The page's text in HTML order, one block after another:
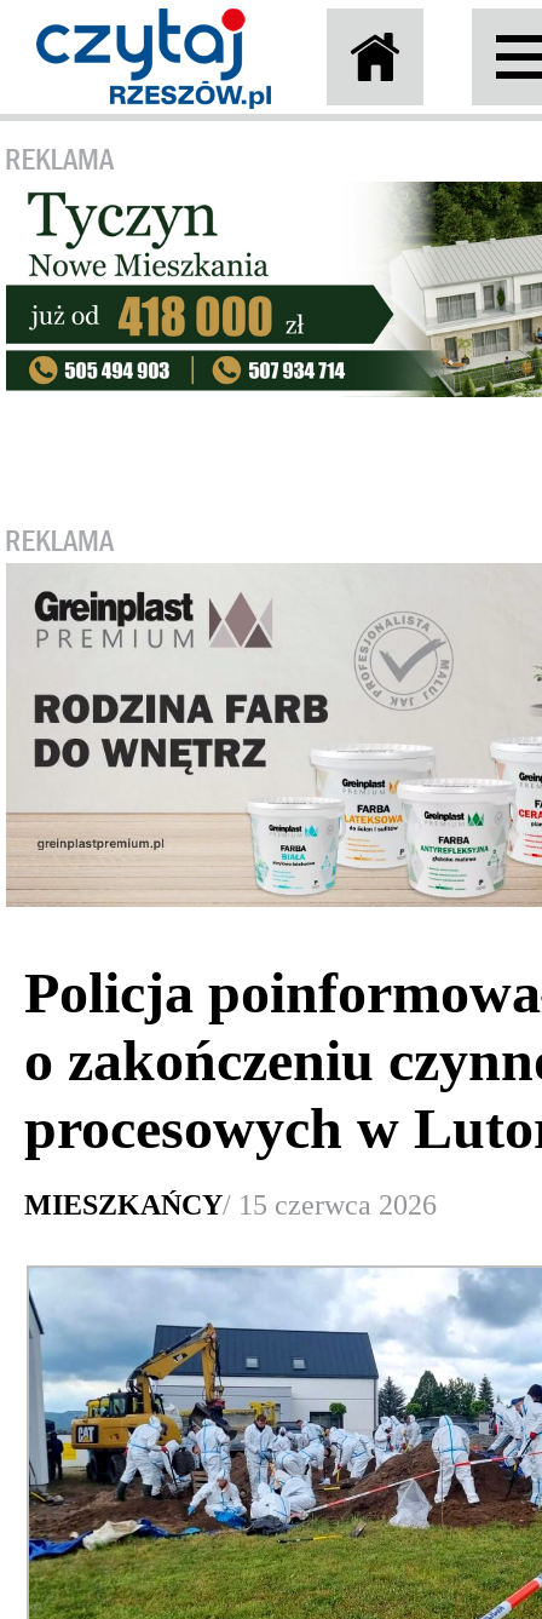
Policja
o zakończeniu
procesowych w
MIESZKAŃCY/ 15 czerwca 2026